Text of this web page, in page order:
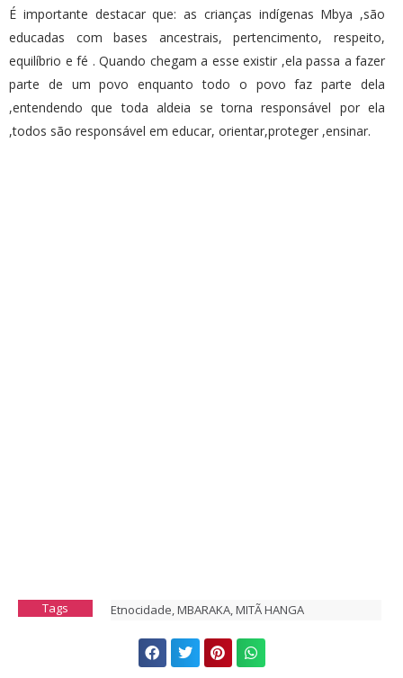
É importante destacar que: as crianças indígenas Mbya ,são
educadas com bases ancestrais, pertencimento, respeito,
equilíbrio e fé . Quando chegam a esse existir ,ela passa a fazer
parte de um povo enquanto todo o povo faz parte dela
,entendendo que toda aldeia se torna responsável por ela
,todos são responsável em educar, orientar,proteger ,ensinar.
Tags Etnocidade,MBARAKA,MITÃ HANGA